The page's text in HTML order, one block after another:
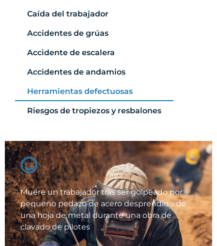
Caída del trabajador
Accidentes de grúas
Accidente de escalera
Accidentes de andamios
Herramientas defectuosas
Riesgos de tropiezos y resbalones
Muere un trabajador tras ser golpeado por
pequeño pedazo de acero desprendido de
una hoja de metal durante una obra de
clavado de pilotes